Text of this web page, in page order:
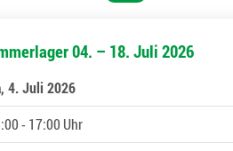
04. – 18. Juli 2026
4. Juli 2026
- 17:00 Uhr